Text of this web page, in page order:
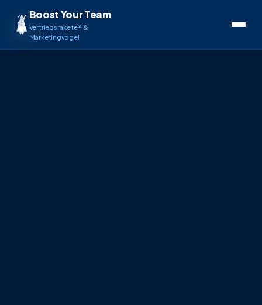
Boost Your Team
Vertriebsrakete® &
Marketingvogel